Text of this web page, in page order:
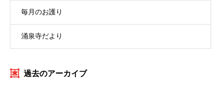
毎月のお護り
涌泉寺だより
過去のアーカイブ